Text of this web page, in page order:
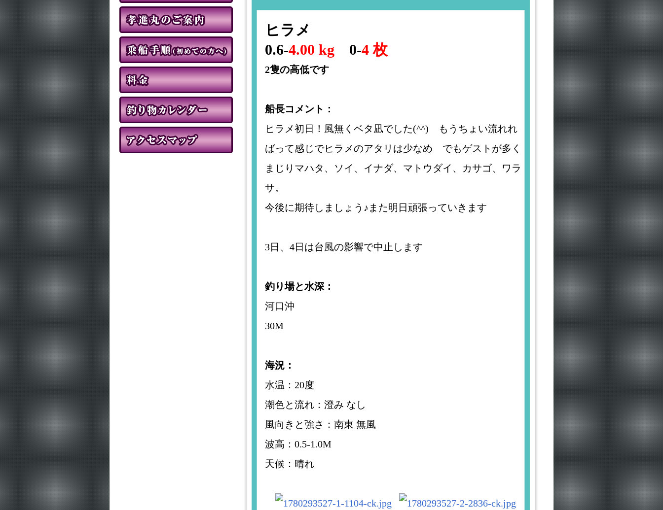
ヒラメ
0.6-4.00 kg 0-4 枚
2隻の高低です
船長コメント：
ヒラメ初日！風無くベタ凪でした(⁠^⁠^⁠) もうちょい流れれ
ばって感じでヒラメのアタリは少なめ でもゲストが多く
まじりマハタ、ソイ、イナダ、マトウダイ、カサゴ、ワラ
サ。
今後に期待しましょう♪また明日頑張っていきます
3日、4日は台風の影響で中止します
釣り場と水深：
河口沖
30M
海況：
水温：20度
潮色と流れ：澄み なし
風向きと強さ：南東 無風
波高：0.5-1.0M
天候：晴れ